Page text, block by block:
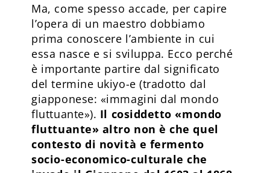
Ma, come spesso accade, per capire
l’opera di un maestro dobbiamo
prima conoscere l’ambiente in cui
essa nasce e si sviluppa. Ecco perché
è importante partire dal significato
del termine ukiyo-e (tradotto dal
giapponese: «immagini dal mondo
fluttuante»). Il cosiddetto «mondo
fluttuante» altro non è che quel
contesto di novità e fermento
socio-economico-culturale che